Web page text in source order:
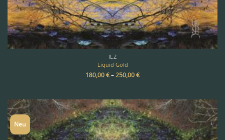
ILZ
Liquid Gold
180,00€–250,00€
Neu